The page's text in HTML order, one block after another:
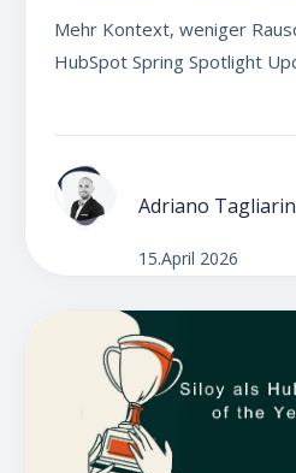
Mehr Kontext, weniger
HubSpot Spring Spotlight
Adriano
15.April 2026